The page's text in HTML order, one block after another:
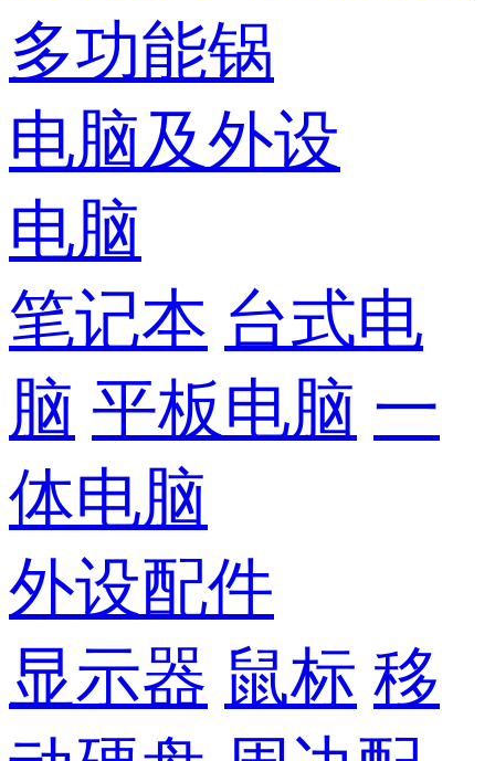
多功能锅
电脑及外设
电脑
笔记本 台式电
脑 平板电脑 一
体电脑
外设配件
显示器 鼠标 移